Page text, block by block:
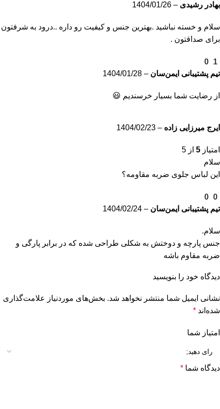
بهادر رشیدی –
1404/01/26
سلام و خسته نباشید .بهترین جنس و کیفیت رو داره ‌..درود به شرفتون
برای صداقتون .
1
0
تیم پشتیبانی ایمن‌سان –
1404/01/28
از رضایت شما بسیار خرسندیم 😃
ایرج میرزایی زاده –
1404/02/23
امتیاز 5 از 5
سلام
این لباس جلوی ضربه مقاومه؟
0
0
تیم پشتیبانی ایمن‌سان –
1404/02/24
سلام.
جنس پارچه و دوختش به شکلی طراحی شده که در برابر پارگی و
ضربه مقاوم باشه
دیدگاه خود را بنویسید
نشانی ایمیل شما منتشر نخواهد شد. بخش‌های موردنیاز علامت‌گذاری
شده‌اند *
امتیاز شما
دیدگاه شما *